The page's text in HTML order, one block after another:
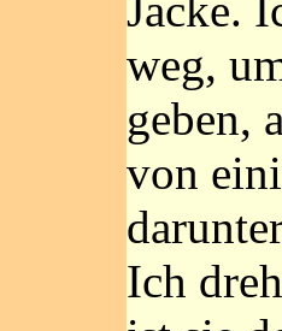
weg,
geben,
von
Ich